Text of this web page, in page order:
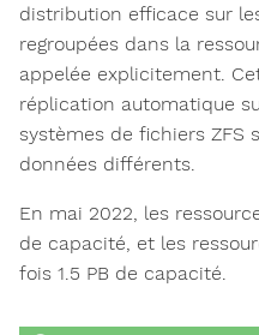
distribution efficace sur
regroupées dans la
appelée explicitement.
réplication automatique
systèmes de fichiers ZFS
données différents.
En mai 2022, les
de capacité, et les
fois 1.5 PB de capacité.